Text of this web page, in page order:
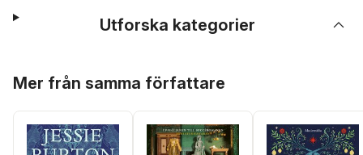
Utforska kategorier
Mer från samma författare